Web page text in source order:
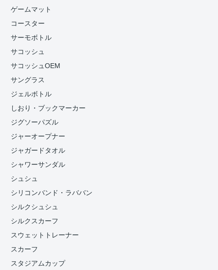
ゲームマット
コースター
サーモボトル
サコッシュ
サコッシュOEM
サングラス
ジェルボトル
しおり・ブックマーカー
ジグソーパズル
ジャーオープナー
ジャガードタオル
シャワーサンダル
シュシュ
シリコンバンド・ラババン
シルクシュシュ
シルクスカーフ
スウェットトレーナー
スカーフ
スタジアムカップ